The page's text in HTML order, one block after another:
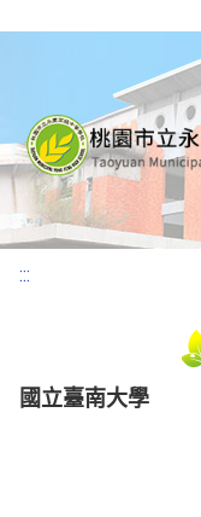
:::
國立臺南大學